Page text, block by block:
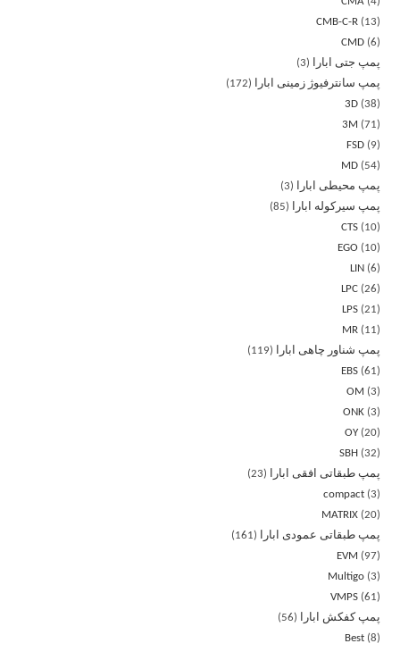
CMB-C-R
13
CMD 6
پمپ جتی ابارا
3
پمپ سانترفیوژ زمینی ابارا
172
3D 38
3M
71
FSD
9
MD
54
پمپ محیطی ابارا
3
پمپ سیرکوله ابارا
85
CTS
10
EGO
10
LIN
6
LPC 26
LPS 21
MR
11
پمپ شناور چاهی ابارا
119
EBS 61
OM
3
ONK 3
OY 20
SBH
32
پمپ طبقاتی افقی ابارا
23
compact 3
MATRIX 20
پمپ طبقاتی عمودی ابارا
161
EVM
97
Multigo 3
VMPS 61
پمپ کفکش ابارا
56
Best 8